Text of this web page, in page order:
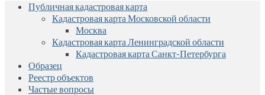
Публичная кадастровая карта
Кадастровая карта Московской области
Москва
Кадастровая карта Ленинградской области
Кадастровая карта Санкт-Петербурга
Образец
Реестр объектов
Частые вопросы